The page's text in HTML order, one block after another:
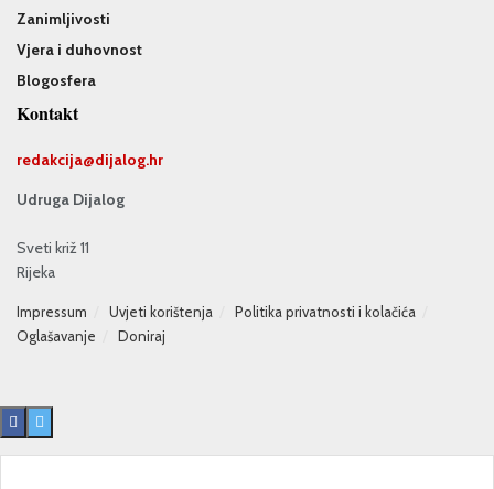
Zanimljivosti
Vjera i duhovnost
Blogosfera
Kontakt
redakcija@dijalog.hr
Udruga Dijalog
Sveti križ 11
Rijeka
Impressum Uvjeti korištenja
Politika privatnosti i kolačića
Oglašavanje
Doniraj